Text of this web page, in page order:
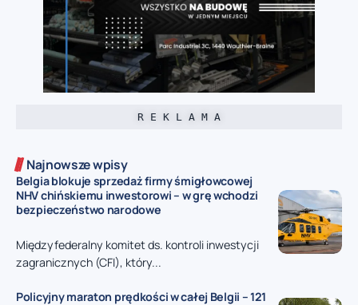
R E K L A M A
Najnowsze wpisy
Belgia blokuje sprzedaż firmy śmigłowcowej
NHV chińskiemu inwestorowi – w grę wchodzi
bezpieczeństwo narodowe
Międzyfederalny komitet ds. kontroli inwestycji
zagranicznych (CFI), który...
Policyjny maraton prędkości w całej Belgii – 121